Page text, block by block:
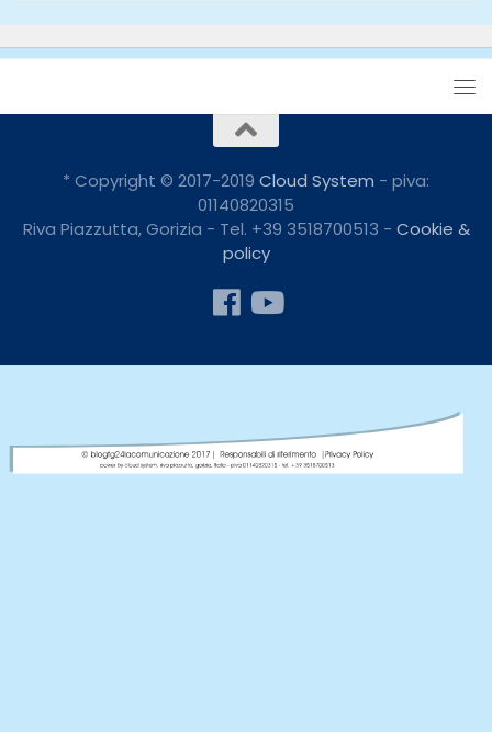
* Copyright © 2017-2019 Cloud System - piva:
01140820315
Riva Piazzutta, Gorizia - Tel. +39 3518700513 - Cookie &
policy